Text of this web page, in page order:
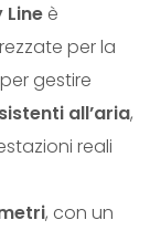
Line è
per la
gestire
all’aria,
reali
, con un